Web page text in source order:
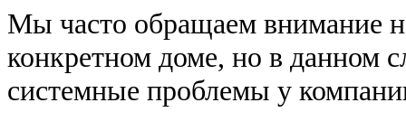
Мы часто обращаем внимание
конкретном доме, но в данном
системные проблемы у